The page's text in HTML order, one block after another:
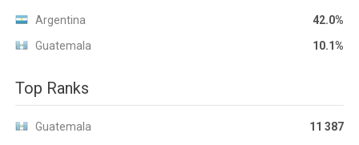
Argentina
42.0%
Guatemala
10.1%
Top Ranks
Guatemala
11 387